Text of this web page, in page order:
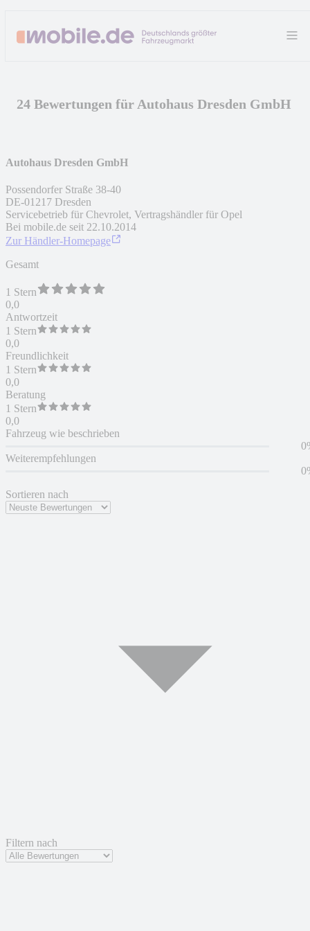
24 Bewertungen für Autohaus Dresden GmbH
Sortieren nach
Filtern nach
Autohaus Dresden GmbH
Possendorfer Straße 38-40
DE-01217 Dresden
Servicebetrieb für Chevrolet, Vertragshändler für Opel
Bei mobile.de seit 22.10.2014
Zur Händler-Homepage
Gesamt
1 Stern
0,0
Antwortzeit
1 Stern
0,0
Freundlichkeit
1 Stern
0,0
Beratung
1 Stern
0,0
Fahrzeug wie beschrieben
Weiterempfehlungen